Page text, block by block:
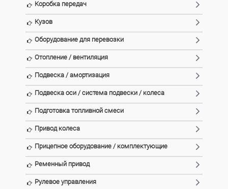
Коробка передач
Кузов
Оборудование для перевозки
Отопление / вентиляция
Подвеска / амортизация
Подвеска оси / система подвески / колеса
Подготовка топливной смеси
Привод колеса
Прицепное оборудование / комплектующие
Ременный привод
Рулевое управления